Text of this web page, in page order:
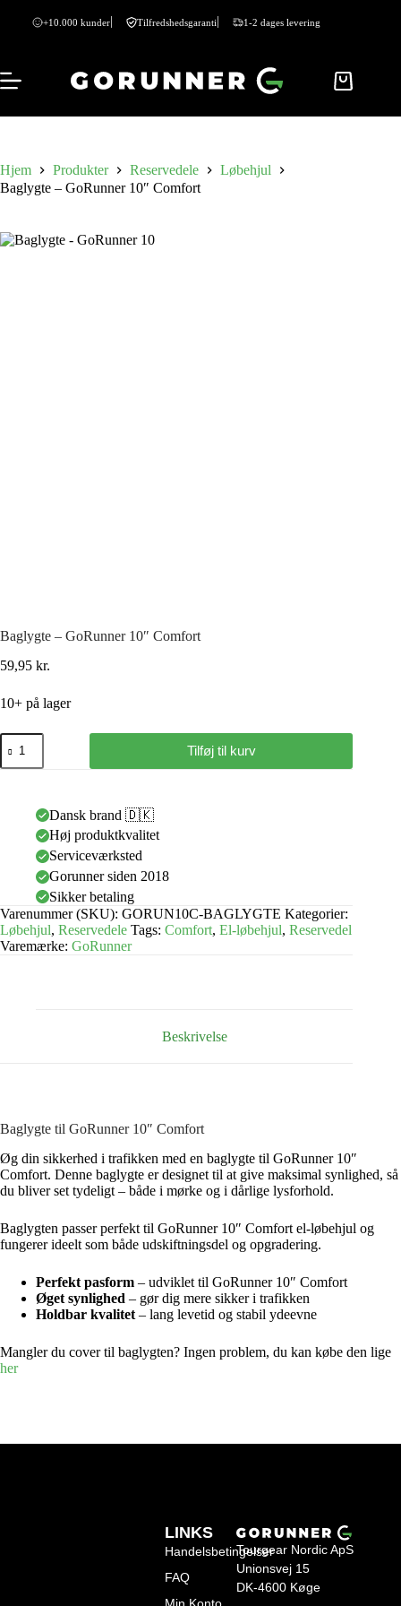
+10.000 kunder Tilfredshedsgaranti 1-2 dages levering
Hjem Produkter Reservedele
Løbehjul
Baglygte – GoRunner 10″ Comfort
Baglygte – GoRunner 10″ Comfort
59,95 kr.
10+ på lager
Tilføj til kurv
Dansk brand 🇩🇰
Høj produktkvalitet
Serviceværksted
Gorunner siden 2018
Sikker betaling
Varenummer (SKU): GORUN10C-BAGLYGTE Kategorier:
Løbehjul, Reservedele Tags: Comfort, El-løbehjul, Reservedel
Varemærke: GoRunner
Beskrivelse
Baglygte til GoRunner 10″ Comfort
Øg din sikkerhed i trafikken med en baglygte til GoRunner 10″
Comfort. Denne baglygte er designet til at give maksimal synlighed, så
du bliver set tydeligt – både i mørke og i dårlige lysforhold.
Baglygten passer perfekt til GoRunner 10″ Comfort el-løbehjul og
fungerer ideelt som både udskiftningsdel og opgradering.
Perfekt pasform – udviklet til GoRunner 10″ Comfort
Øget synlighed – gør dig mere sikker i trafikken
Holdbar kvalitet – lang levetid og stabil ydeevne
Mangler du cover til baglygten? Ingen problem, du kan købe den lige
her
LINKS
Handelsbetingelser
FAQ
Tourgear Nordic ApS
Unionsvej 15
DK-4600 Køge